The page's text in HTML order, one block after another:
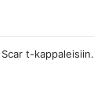
t-kappaleisiin.